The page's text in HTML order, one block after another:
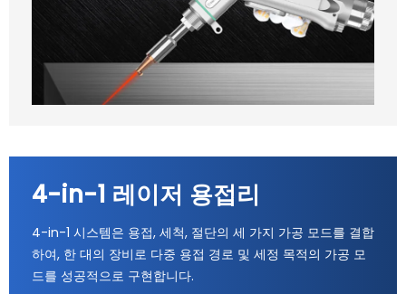
4-in-1 레이저 용접리
4-in-1 시스템은 용접, 세척, 절단의 세 가지 가공 모드를 결합
하여, 한 대의 장비로 다중 용접 경로 및 세정 목적의 가공 모
드를 성공적으로 구현합니다.